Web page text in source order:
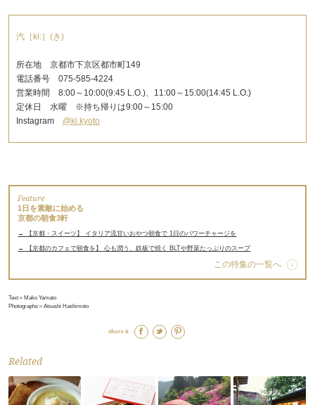
汽［ki:］(き)
所在地 京都市下京区都市町149
電話番号 075-585-4224
営業時間 8:00～10:00(9:45 L.O.)、11:00～15:00(14:45 L.O.)
定休日 水曜 ※持ち帰りは9:00～15:00
Instagram @ki.kyoto
Feature
1日を素敵に始める
京都の朝食3軒
→ 【京都・スイーツ】 イタリア流甘いおやつ朝食で 1日のパワーチャージを
→ 【京都のカフェで朝食を】 心も潤う、鉄板で焼く BLTや野菜たっぷりのスープ
この特集の一覧へ
Text＝Mako Yamato
Photographs＝Atsushi Hashimoto
Share it
Related